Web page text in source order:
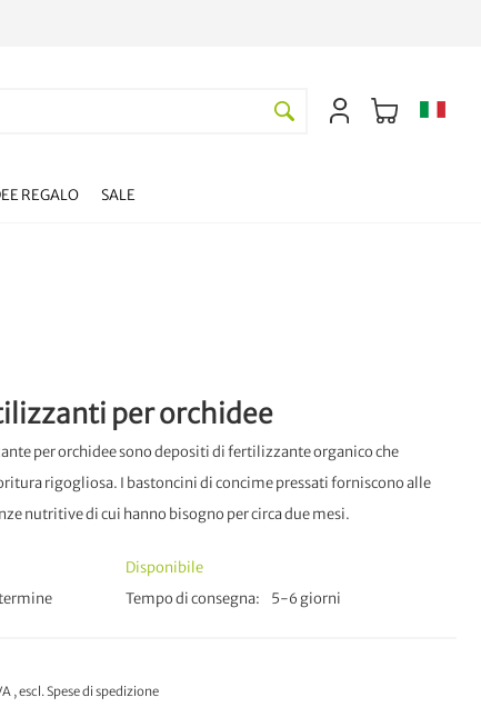
REGALO SALE
per orchidee
per orchidee sono depositi di fertilizzante organico che
rigogliosa. I bastoncini di concime pressati forniscono alle
nutritive di cui hanno bisogno per circa due mesi.
Disponibile
Tempo di consegna
5-6 giorni
,escl.Spese di spedizione